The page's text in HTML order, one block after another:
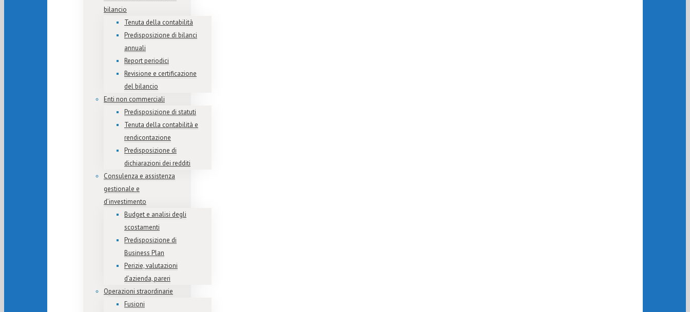
bilancio
Tenuta della contabilità
Predisposizione di bilanci
annuali
Report periodici
Revisione e certificazione
del bilancio
Enti non commerciali
Predisposizione di statuti
Tenuta della contabilità e
rendicontazione
Predisposizione di
dichiarazioni dei redditi
Consulenza e assistenza
gestionale e
d’investimento
Budget e analisi degli
scostamenti
Predisposizione di
Business Plan
Perizie, valutazioni
d’azienda, pareri
Operazioni straordinarie
Fusioni